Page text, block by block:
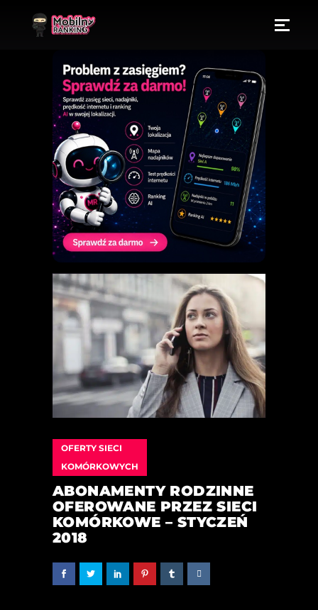
OFERTY SIECI
KOMÓRKOWYCH
ABONAMENTY RODZINNE
OFEROWANE PRZEZ SIECI
KOMÓRKOWE – STYCZEŃ
2018